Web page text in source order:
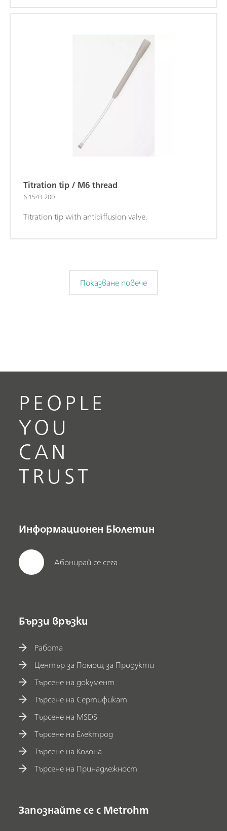
Titration tip / M6 thread
6.1543.200
Titration tip with antidiffusion valve.
Показване повече
PEOPLE
YOU
CAN
TRUST
Информационен Бюлетин
Абонирай се сега
Бързи връзки
Работа
Център за Помощ за Продукти
Търсене на документ
Търсене на Сертификат
Търсене на MSDS
Търсене на Електрод
Търсене на Колона
Търсене на Принадлежност
Запознайте се с Metrohm